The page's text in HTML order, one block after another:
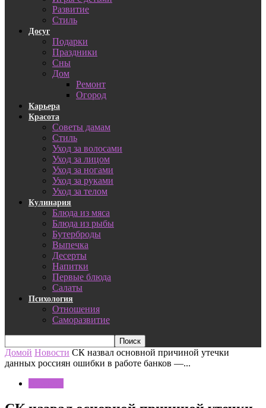
Развитие
Стиль
Досуг
Подарки
Праздники
Сны
Дом
Ремонт
Огород
Карьера
Красота
Советы дамам
Стиль
Уход за волосами
Уход за лицом
Уход за ногами
Уход за руками
Уход за телом
Кулинария
Блюда из мяса
Блюда из рыбы
Бутерброды
Выпечка
Десерты
Напитки
Первые блюда
Салаты
Психология
Отношения
Саморазвитие
Домой Новости СК назвал основной причиной утечки
данных россиян ошибки в работе банков —...